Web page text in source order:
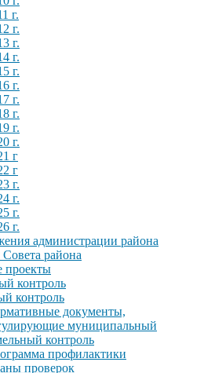
г.
г.
г.
г.
г.
г.
г.
г.
г.
г.
г
г
г.
г.
г.
г.
администрации района
района
проекты
контроль
контроль
документы,
муниципальный
контроль
профилактики
проверок